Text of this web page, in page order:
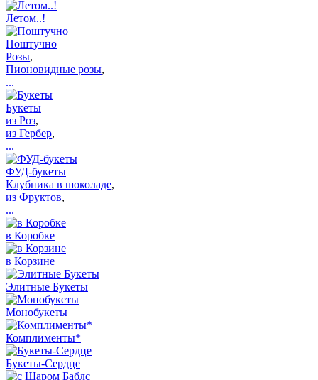
Летом..!
Поштучно
Розы,
Пионовидные розы,
...
Букеты
из Роз,
из Гербер,
...
ФУД-букеты
Клубника в шоколаде,
из Фруктов,
...
в Коробке
в Корзине
Элитные Букеты
Монобукеты
Комплименты*
Букеты-Сердце